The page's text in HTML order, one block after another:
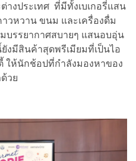
างประเทศ ที่มีทั้งเบเกอรี่แสน
วหวาน ขนม และเครื่องดื่ม
บรรยากาศสบายๆ แสนอบอุ่น
ยังมีสินค้าสุดพรีเมียมที่เป็นไอ
ให้นักช้อปที่กำลังมองหาของ
วย